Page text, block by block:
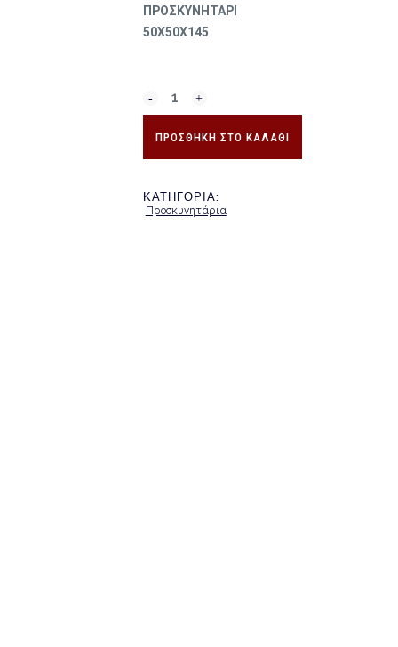
ΠΡΟΣΚΥΝΗΤΑΡΙ
50Χ50Χ145
ΠΡΟΣΘΉΚΗ ΣΤΟ ΚΑΛΆΘΙ
ΚΑΤΗΓΟΡΊΑ:
Προσκυνητάρια